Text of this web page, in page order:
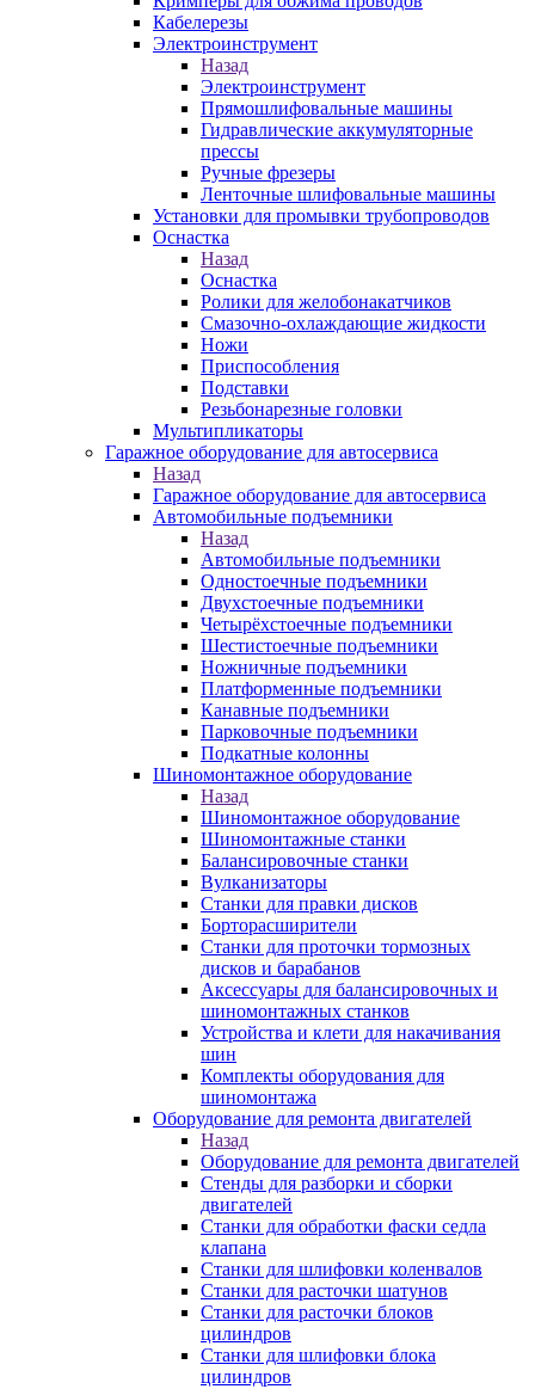
Кабелерезы
Электроинструмент
Назад
Электроинструмент
Прямошлифовальные машины
Гидравлические аккумуляторные
прессы
Ручные фрезеры
Ленточные шлифовальные машины
Установки для промывки трубопроводов
Оснастка
Назад
Оснастка
Ролики для желобонакатчиков
Смазочно-охлаждающие жидкости
Ножи
Приспособления
Подставки
Резьбонарезные головки
Мультипликаторы
Гаражное оборудование для автосервиса
Назад
Гаражное оборудование для автосервиса
Автомобильные подъемники
Назад
Автомобильные подъемники
Одностоечные подъемники
Двухстоечные подъемники
Четырёхстоечные подъемники
Шестистоечные подъемники
Ножничные подъемники
Платформенные подъемники
Канавные подъемники
Парковочные подъемники
Подкатные колонны
Шиномонтажное оборудование
Назад
Шиномонтажное оборудование
Шиномонтажные станки
Балансировочные станки
Вулканизаторы
Станки для правки дисков
Борторасширители
Станки для проточки тормозных
дисков и барабанов
Аксессуары для балансировочных и
шиномонтажных станков
Устройства и клети для накачивания
шин
Комплекты оборудования для
шиномонтажа
Оборудование для ремонта двигателей
Назад
Оборудование для ремонта двигателей
Стенды для разборки и сборки
двигателей
Станки для обработки фаски седла
клапана
Станки для шлифовки коленвалов
Станки для расточки шатунов
Станки для расточки блоков
цилиндров
Станки для шлифовки блока
цилиндров